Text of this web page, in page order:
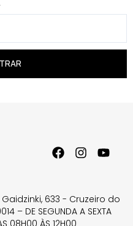
Gaidzinki, 633 - Cruzeiro do
– DE SEGUNDA A SEXTA